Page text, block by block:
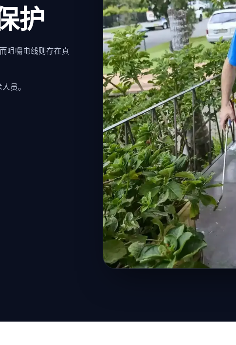
护
咀嚼电线则存在真
员。